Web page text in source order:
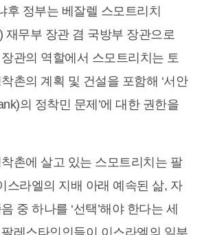
후 정부는 베잘렐 스모트리치
재무부 장관 겸 국방부 장관으로
관의 역할에서 스모트리치는 토
촌의 계획 및 건설을 포함해 ‘서안
의 정착민 문제’에 대한 권한을
촌에 살고 있는 스모트리치는 팔
스라엘의 지배 아래 예속된 삶, 자
중 하나를 ‘선택’해야 한다는 세